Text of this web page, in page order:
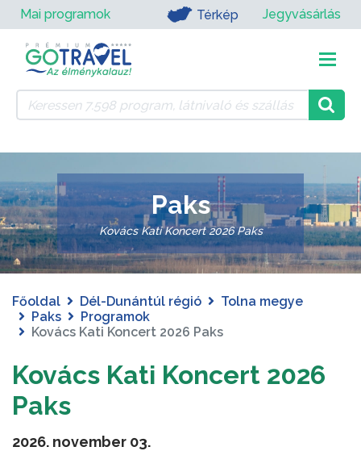
Mai programok Térkép Jegyvásárlás
Paks
Kovács Kati Koncert 2026 Paks
Főoldal Dél-Dunántúl régió
Tolna megye
Paks
Programok
Kovács Kati Koncert 2026 Paks
Kovács Kati Koncert 2026
Paks
2026. november 03.